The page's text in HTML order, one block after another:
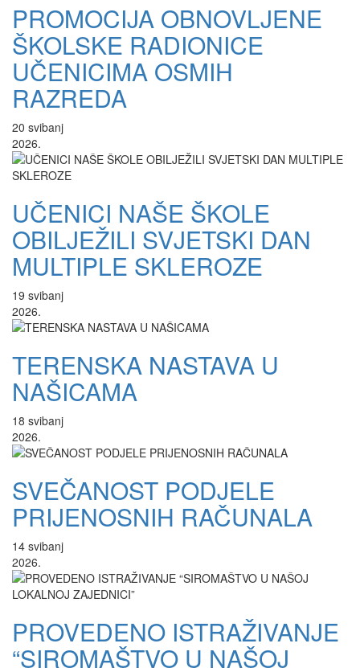
PROMOCIJA OBNOVLJENE
ŠKOLSKE RADIONICE
UČENICIMA OSMIH
RAZREDA
20 svibanj
2026.
UČENICI NAŠE ŠKOLE
OBILJEŽILI SVJETSKI DAN
MULTIPLE SKLEROZE
19 svibanj
2026.
TERENSKA NASTAVA U
NAŠICAMA
18 svibanj
2026.
SVEČANOST PODJELE
PRIJENOSNIH RAČUNALA
14 svibanj
2026.
PROVEDENO ISTRAŽIVANJE
“SIROMAŠTVO U NAŠOJ